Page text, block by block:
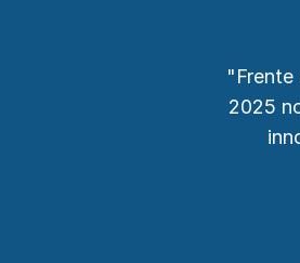
"Frente
2025